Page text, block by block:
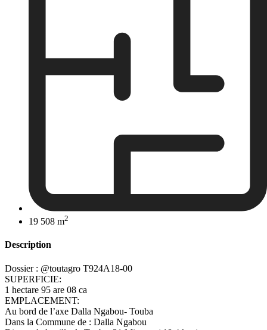
19 508 m2
Description
Dossier : @toutagro T924A18-00
SUPERFICIE:
1 hectare 95 are 08 ca
EMPLACEMENT:
Au bord de l’axe Dalla Ngabou- Touba
Dans la Commune de : Dalla Ngabou